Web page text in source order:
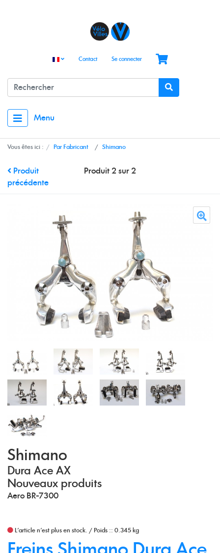
Contact Se connecter
Menu
Vous êtes ici : Par Fabricant Shimano
Produit
précédente
Produit 2 sur 2
Shimano
Dura Ace AX
Nouveaux produits
Aero BR-7300
L'article n'est plus en stock. / Poids :: 0.345 kg